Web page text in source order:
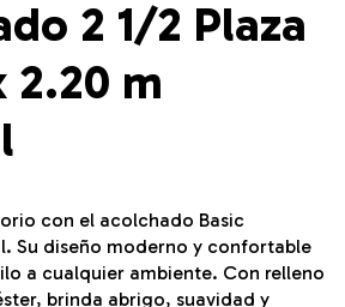
2 1/2 Plaza
2.20 m
con el acolchado Basic
Su diseño moderno y confortable
a cualquier ambiente. Con relleno
brinda abrigo, suavidad y